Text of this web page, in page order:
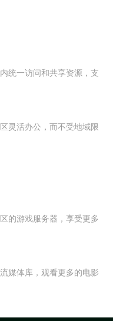
统一访问和共享资源，支
灵活办公，而不受地域限
的游戏服务器，享受更多
媒体库，观看更多的电影